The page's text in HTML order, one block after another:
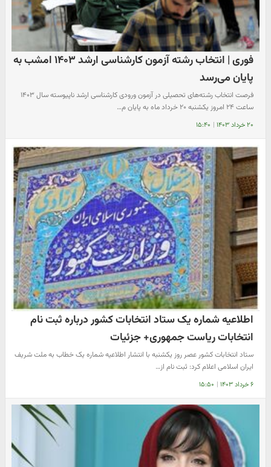
فوری | انتخاب رشته‌ آزمون کارشناسی ارشد ۱۴۰۳ امشب به
پایان می‌رسد
فرصت انتخاب رشته‌های تحصیلی در آزمون ورودی کارشناسی ارشد ناپیوسته سال ۱۴۰۳
ساعت ۲۴ امروز یکشنبه ۲۰ خرداد ماه به پایان م…
۲۰ خرداد ۱۴۰۳ | ۱۵:۴۰
اطلاعیه شماره یک ستاد انتخابات کشور درباره ثبت نام
انتخابات ریاست جمهوری+ جزئیات
ستاد انتخابات کشور عصر روز یکشنبه با انتشار اطلاعیه شماره یک خطاب به ملت شریف
ایران اسلامی اعلام کرد: ثبت نام از…
۶ خرداد ۱۴۰۳ | ۱۵:۵۰